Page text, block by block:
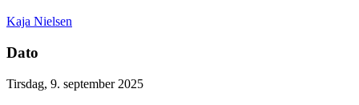
Kaja Nielsen
Dato
Tirsdag, 9. september 2025